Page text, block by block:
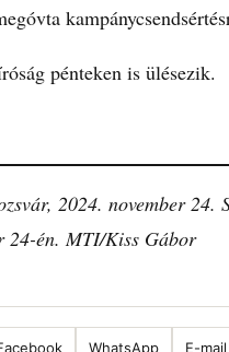
pénteken is ülésezik.
2024. november 24.
24-én. MTI/Kiss Gábor
WhatsApp E-mail